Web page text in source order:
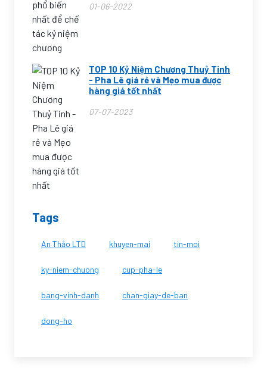
01-06-2022
TOP 10 Kỷ Niệm Chương Thuỷ Tinh
- Pha Lê giá rẻ và Mẹo mua được
hàng giá tốt nhất
07-07-2023
Tags
An Thảo LTD khuyen-mai tin-moi
ky-niem-chuong cup-pha-le
bang-vinh-danh chan-giay-de-ban
dong-ho